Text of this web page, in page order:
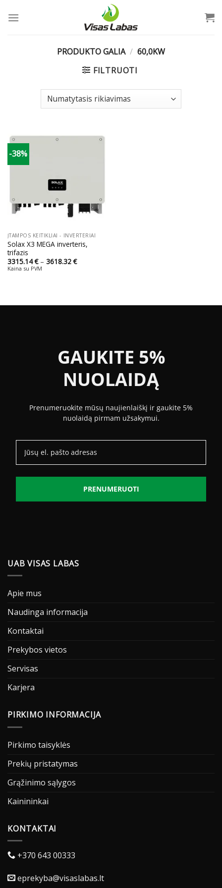
PRODUKTO GALIA / 60,0KW
FILTRUOTI
-38%
ĮTAMPOS KEITIKLIAI - INVERTERIAI
Solax X3 MEGA inverteris,
trifazis
3315.14€ – 3618.32€Price
range:
Kaina su PVM
GAUKITE 5%
NUOLAIDĄ
Prenumeruokite mūsų naujienlaiškį ir gaukite 5%
nuolaidą pirmam užsakymui.
PRENUMERUOTI
UAB VISAS LABAS
Apie mus
Naudinga informacija
Kontaktai
Prekybos vietos
Servisas
Karjera
PIRKIMO INFORMACIJA
Pirkimo taisyklės
Prekių pristatymas
Grąžinimo sąlygos
Kainininkai
KONTAKTAI
+370 643 00333
eprekyba@visaslabas.lt